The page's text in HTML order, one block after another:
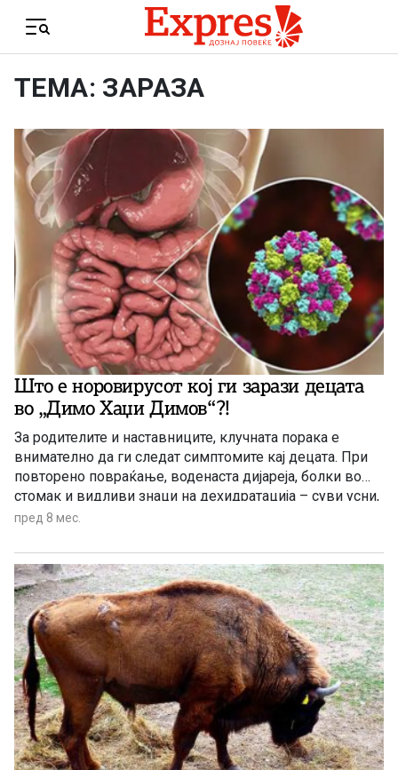
Menu
ТЕМА: ЗАРАЗА
Што е норовирусот кој ги зарази децата
во „Димо Хаџи Димов“?!
За родителите и наставниците, клучната порака е
внимателно да ги следат симптомите кај децата. При
повторено повраќање, воденаста дијареја, болки во
стомак и видливи знаци на дехидратација – суви усни,
ретко мокрење, поспаност – потребна е консултација
внесување течности и електролити, одмор и
внимателен режим на исхрана, а антибиотиците не
делуваат затоа што се работи за вирус, а не за
бактериска инфекција.
пред 8 мес.